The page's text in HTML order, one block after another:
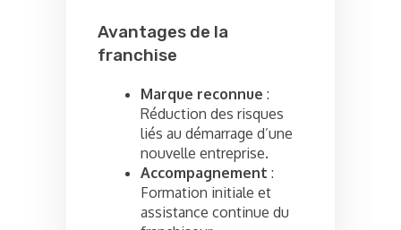
Avantages de la
franchise
Marque reconnue :
Réduction des risques
liés au démarrage d’une
nouvelle entreprise.
Accompagnement :
Formation initiale et
assistance continue du